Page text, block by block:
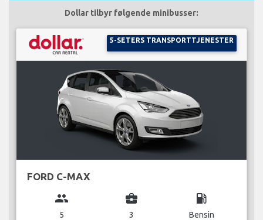
Dollar tilbyr følgende minibusser:
5-SETERS TRANSPORTTJENESTER
FORD C-MAX
group
5
business_center
3
local_gas_station
Bensin